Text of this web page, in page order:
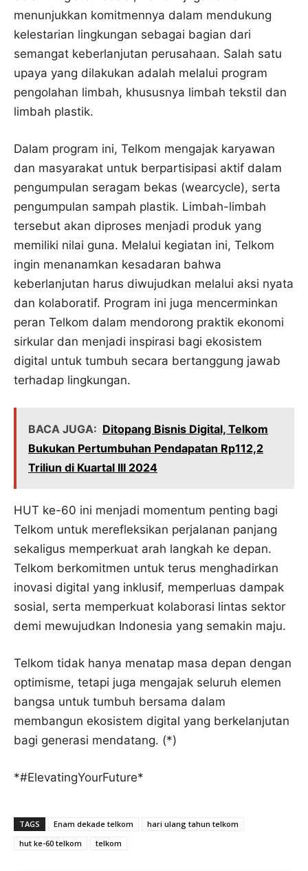
menunjukkan komitmennya dalam mendukung
kelestarian lingkungan sebagai bagian dari
semangat keberlanjutan perusahaan. Salah satu
upaya yang dilakukan adalah melalui program
pengolahan limbah, khususnya limbah tekstil dan
limbah plastik.
Dalam program ini, Telkom mengajak karyawan
dan masyarakat untuk berpartisipasi aktif dalam
pengumpulan seragam bekas (wearcycle), serta
pengumpulan sampah plastik. Limbah-limbah
tersebut akan diproses menjadi produk yang
memiliki nilai guna. Melalui kegiatan ini, Telkom
ingin menanamkan kesadaran bahwa
keberlanjutan harus diwujudkan melalui aksi nyata
dan kolaboratif. Program ini juga mencerminkan
peran Telkom dalam mendorong praktik ekonomi
sirkular dan menjadi inspirasi bagi ekosistem
digital untuk tumbuh secara bertanggung jawab
terhadap lingkungan.
BACA JUGA: Ditopang Bisnis Digital, Telkom
Bukukan Pertumbuhan Pendapatan Rp112,2
Triliun di Kuartal III 2024
HUT ke-60 ini menjadi momentum penting bagi
Telkom untuk merefleksikan perjalanan panjang
sekaligus memperkuat arah langkah ke depan.
Telkom berkomitmen untuk terus menghadirkan
inovasi digital yang inklusif, memperluas dampak
sosial, serta memperkuat kolaborasi lintas sektor
demi mewujudkan Indonesia yang semakin maju.
Telkom tidak hanya menatap masa depan dengan
optimisme, tetapi juga mengajak seluruh elemen
bangsa untuk tumbuh bersama dalam
membangun ekosistem digital yang berkelanjutan
bagi generasi mendatang. (*)
*#ElevatingYourFuture*
TAGS Enam dekade telkom
hari ulang tahun telkom
hut ke-60 telkom
telkom